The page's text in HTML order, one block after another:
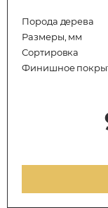
Порода дерева
Размеры, мм
Сортировка
Финишное